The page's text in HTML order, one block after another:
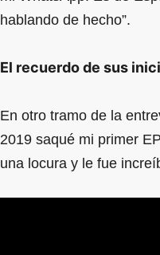
hablando de hecho”.
El recuerdo de sus
En otro tramo de la
2019 saqué mi primer
una locura y le fue